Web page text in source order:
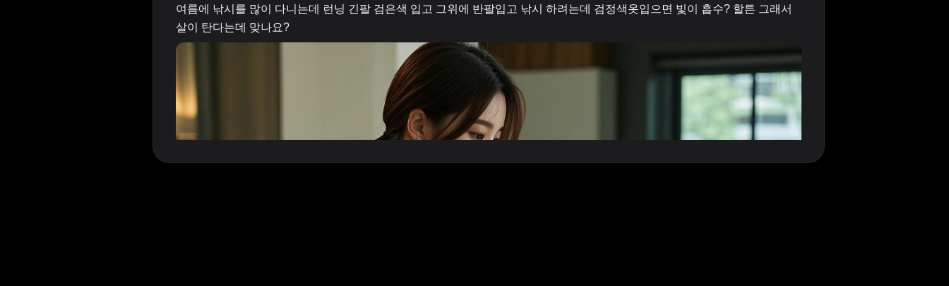
여름에 낚시를 많이 다니는데 런닝 긴팔 검은색 입고 그위에 반팔입고 낚시 하려는데 검정색옷입으면 빛이 흡수? 할튼 그래서
살이 탄다는데 맞나요?